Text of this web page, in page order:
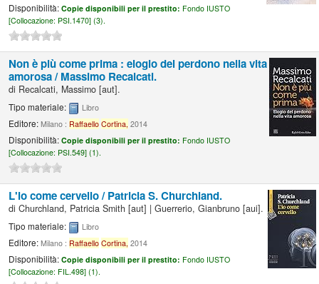
Disponibilità:Copie disponibili per il prestito: Fondo IUSTO
[Collocazione: PSI.1470] (3).
Non è più come prima : elogio del perdono nella vita
amorosa /Massimo Recalcati.
di Recalcati, Massimo [aut].
Tipo materiale: Libro
Editore:Milano : Raffaello Cortina, 2014
Disponibilità:Copie disponibili per il prestito: Fondo IUSTO
[Collocazione: PSI.549] (1).
L'io come cervello /Patricia S. Churchland.
diChurchland, Patricia Smith [aut] |Guerrerio, Gianbruno [aui].
Tipo materiale: Libro
Editore:Milano : Raffaello Cortina, 2014
Disponibilità:Copie disponibili per il prestito: Fondo IUSTO
[Collocazione: FIL.498] (1).